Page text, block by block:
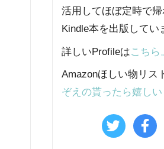
活用してほぼ定時で帰
Kindle本を出版してい
詳しいProfileはこちら
Amazonほしい物リス
ぞえの貰ったら嬉しい